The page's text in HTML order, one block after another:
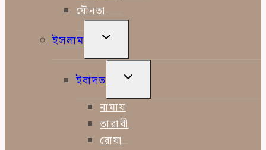
যৌনতা
ইসলাম
TOGGLE
MENU
ইবাদত
TOGGLE
MENU
নামায
তারাবী
রোযা